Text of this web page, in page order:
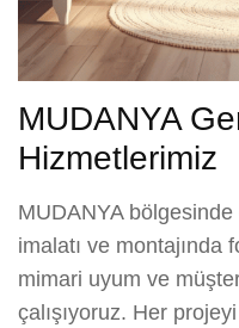
MUDANYA
Hizmetlerimiz
MUDANYA bölgesinde
imalatı ve montajında
mimari uyum ve
çalışıyoruz. Her